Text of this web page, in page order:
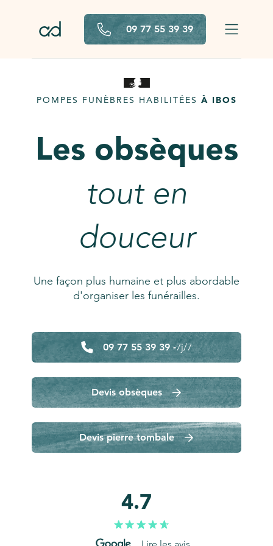
09 77 55 39 39
POMPES FUNÈBRES HABILITÉES À IBOS
Les obsèques
tout en
douceur
Une façon plus humaine et plus abordable
d'organiser les funérailles.
09 77 55 39 39 -7j/7
Devis obsèques
Devis pierre tombale
4.7